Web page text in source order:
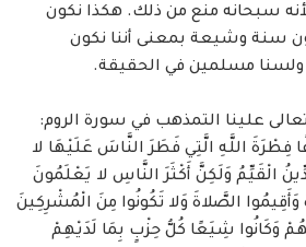
لأنه ‏سبحانه منع من ذلك. هكذا نكون
سنة وشيعة بمعنى أننا نكون
مسلمين في الحقيقة.
علينا التمذهب في سورة الروم:
فِطْرَةَ ‏اللَّهِ الَّتِي فَطَرَ النَّاسَ عَلَيْهَا لا
الْقَيِّمُ وَلَكِنَّ أَكْثَرَ النَّاسِ لا يَعْلَمُونَ
وَأَقِيمُوا الصَّلاةَ وَلا تَكُونُوا مِنَ الْمُشْرِكِينَ
وَكَانُوا شِيَعًا كُلُّ حِزْبٍ بِمَا ‏لَدَيْهِمْ